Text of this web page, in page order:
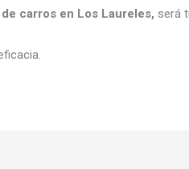
carros en Los Laureles, será